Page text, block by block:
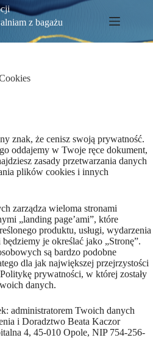
z bagażu
znak, że cenisz swoją prywatność.
oddajemy w Twoje ręce dokument,
zasady przetwarzania danych
plików cookies i innych
zarządza wieloma stronami
„landing page’ami”, które
produktu, usługi, wydarzenia
je określać jako „Stronę”.
są bardzo podobne
dla jak największej przejrzystości
prywatności, w której zostały
danych.
administratorem Twoich danych
i Doradztwo Beata Kaczor
4, 45-010 Opole, NIP 754-256-